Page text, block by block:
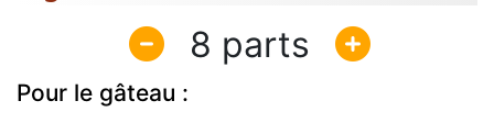
8
Pour le gâteau :